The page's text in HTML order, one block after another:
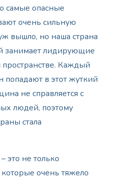
самые опасные
очень сильную
вышло, но наша страна
занимает лидирующие
пространстве. Каждый
в этот жуткий
не справляется с
людей, поэтому
стала
это не только
очень тяжело